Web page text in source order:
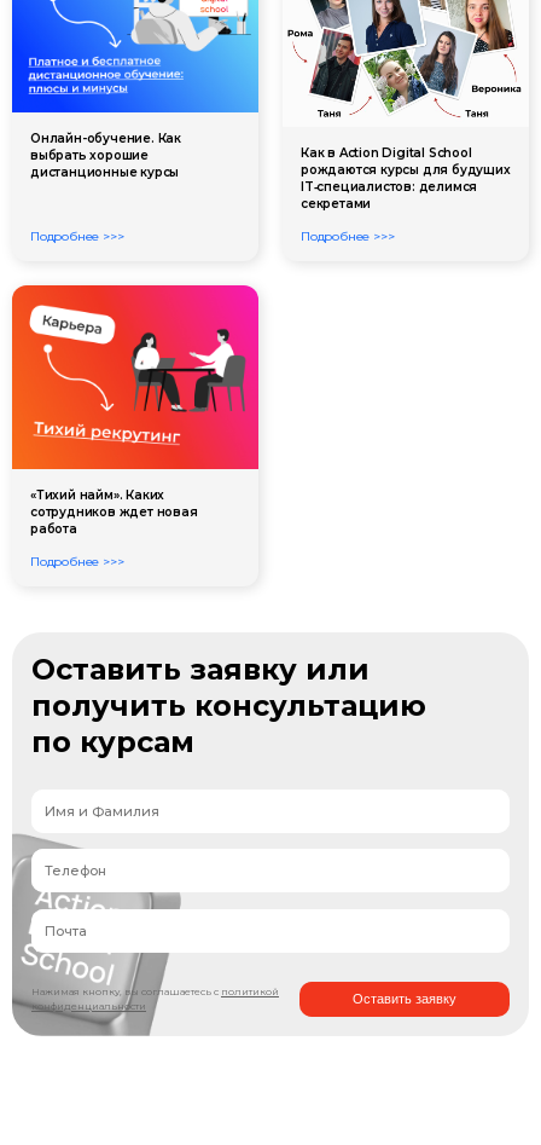
Онлайн-обучение. Как
выбрать хорошие
дистанционные курсы
Подробнее >>>
Как в Action Digital School
рождаются курсы для будущих
IT‑специалистов: делимся
секретами
Подробнее >>>
«Тихий найм». Каких
сотрудников ждет новая
работа
Подробнее >>>
Оставить заявку или
получить консультацию
по курсам
Нажимая кнопку, вы соглашаетесь с политикой
конфиденциальности
Оставить заявку